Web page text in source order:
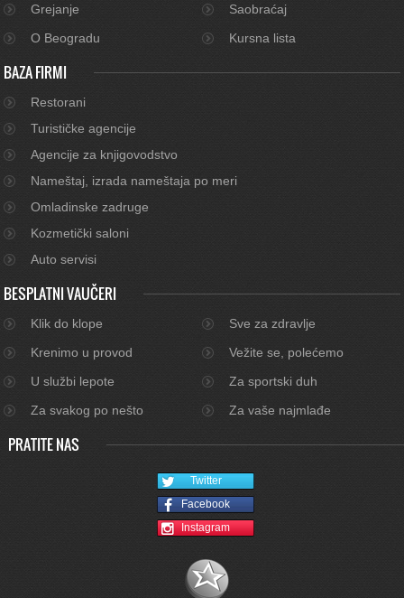
Grejanje
Saobraćaj
O Beogradu
Kursna lista
BAZA FIRMI
Restorani
Turističke agencije
Agencije za knjigovodstvo
Nameštaj, izrada nameštaja po meri
Omladinske zadruge
Kozmetički saloni
Auto servisi
BESPLATNI VAUČERI
Klik do klope
Sve za zdravlje
Krenimo u provod
Vežite se, polećemo
U službi lepote
Za sportski duh
Za svakog po nešto
Za vaše najmlađe
PRATITE NAS
Twitter
Facebook
Instagram